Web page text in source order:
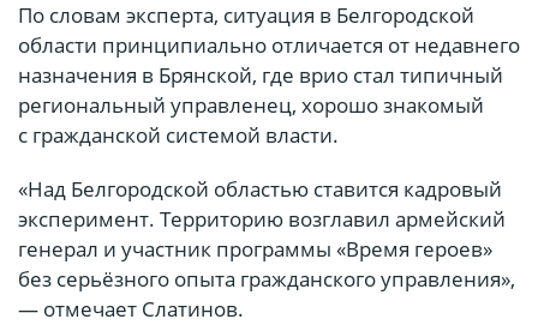
По словам эксперта, ситуация в Белгородской
области принципиально отличается от недавнего
назначения в Брянской, где врио стал типичный
региональный управленец, хорошо знакомый
с гражданской системой власти.
«Над Белгородской областью ставится кадровый
эксперимент. Территорию возглавил армейский
генерал и участник программы «Время героев»
без серьёзного опыта гражданского управления»,
— отмечает Слатинов.